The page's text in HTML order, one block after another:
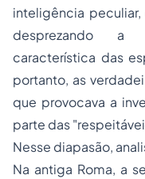
inteligência
desprezando a
característica das
portanto, as
que provocava a
parte das
Nesse diapasão,
Na antiga Roma, a